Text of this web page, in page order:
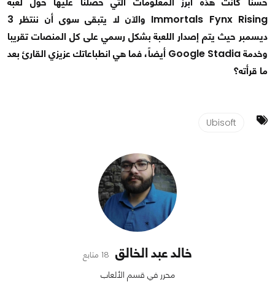
Immortals Fynx Rising والآن لا يتبقى سوى أن ننتظر 3
ديسمبر حيث يتم إصدار اللعبة بشكل رسمي على كل المنصات تقريبا
وخدمة Google Stadia أيضاً، فما هي انطباعاتك عزيزي القارئ بعد
ما قرأته؟
Ubisoft
خالد عبد الخالق 18 متابع
محرر في قسم الألعاب